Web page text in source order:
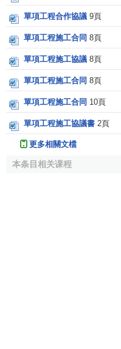
單項工程合作協議 9頁
單項工程施工合同 8頁
單項工程施工協議 8頁
單項工程施工合同 8頁
單項工程施工合同 10頁
單項工程施工協議書 2頁
更多相關文檔
本条目相关课程